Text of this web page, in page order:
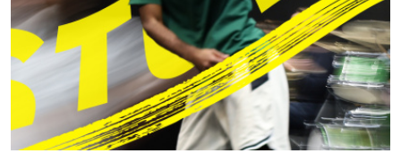
Biotopia
Verder lezen→